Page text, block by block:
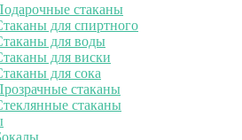
стаканы
для спиртного
для воды
для виски
для сока
стаканы
стаканы